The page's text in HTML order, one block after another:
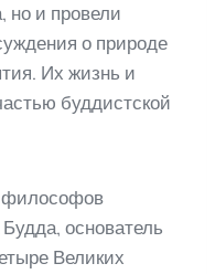
но и провели
о природе
Их жизнь и
буддистской
философов
основатель
Великих